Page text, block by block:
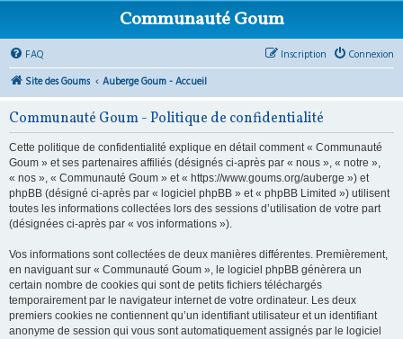
Communauté Goum
FAQ Connexion
Inscription
Site des Goums
Auberge Goum - Accueil
Communauté Goum - Politique de confidentialité
Cette politique de confidentialité explique en détail comment « Communauté
Goum » et ses partenaires affiliés (désignés ci-après par « nous », « notre »,
« nos », « Communauté Goum » et « https://www.goums.org/auberge ») et
phpBB (désigné ci-après par « logiciel phpBB » et « phpBB Limited ») utilisent
toutes les informations collectées lors des sessions d’utilisation de votre part
(désignées ci-après par « vos informations »).
Vos informations sont collectées de deux manières différentes. Premièrement,
en naviguant sur « Communauté Goum », le logiciel phpBB génèrera un
certain nombre de cookies qui sont de petits fichiers téléchargés
temporairement par le navigateur internet de votre ordinateur. Les deux
premiers cookies ne contiennent qu’un identifiant utilisateur et un identifiant
anonyme de session qui vous sont automatiquement assignés par le logiciel